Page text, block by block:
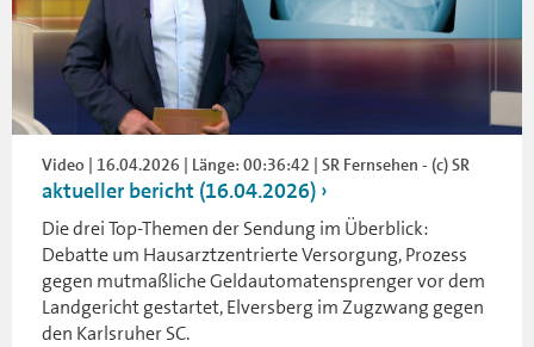
Video | 16.04.2026 | Länge: 00:36:42 | SR Fernsehen - (c) SR
aktueller bericht (16.04.2026)
Die drei Top-Themen der Sendung im Überblick:
Debatte um Hausarztzentrierte Versorgung, Prozess
gegen mutmaßliche Geldautomatensprenger vor dem
Landgericht gestartet, Elversberg im Zugzwang gegen
den Karlsruher SC.